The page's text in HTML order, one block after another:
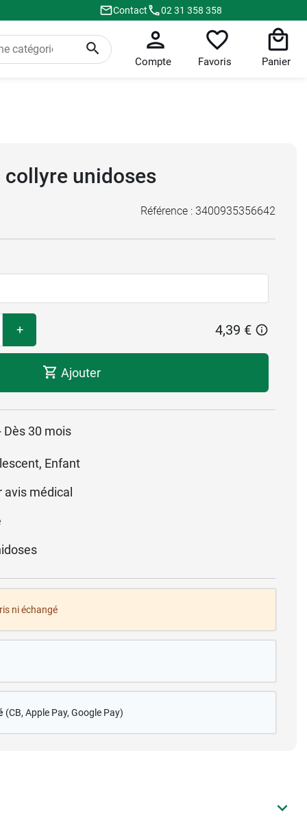
Contact 02 31 358 358
Compte Favoris Panier
collyre unidoses
Référence : 3400935356642
+ 4,39 €
Ajouter
Dès 30 mois
Enfant
avis médical
ni échangé
(CB, Apple Pay, Google Pay)